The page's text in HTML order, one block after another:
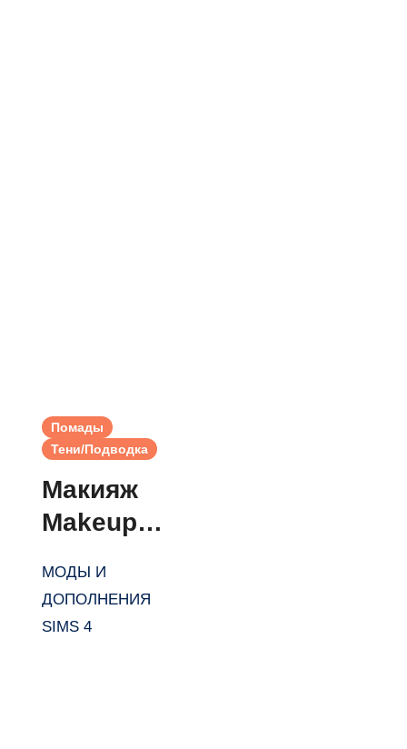
Помады
Тени/Подводка
Макияж
Makeup
lutessasim
s для
МОДЫ И
ДОПОЛНЕНИЯ
SIMS 4